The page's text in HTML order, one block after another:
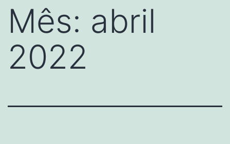
Mês: abril
2022